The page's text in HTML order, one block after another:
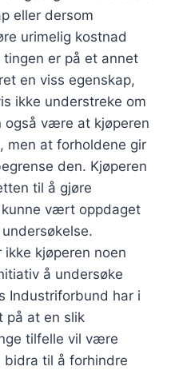
eller dersom
urimelig kostnad
er på et annet
en viss egenskap,
ikke understreke om
også være at kjøperen
men at forholdene gir
den. Kjøperen
til å gjøre
vært oppdaget
ikke kjøperen noen
å undersøke
Industriforbund har i
på at en slik
tilfelle vil være
til å forhindre